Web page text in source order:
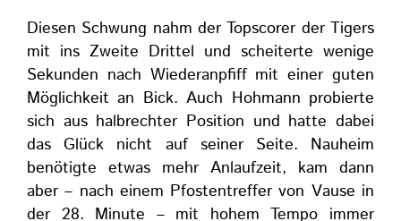
Diesen Schwung nahm der Topscorer der Tigers
mit ins Zweite Drittel und scheiterte wenige
Sekunden nach Wiederanpfiff mit einer guten
Möglichkeit an Bick. Auch Hohmann probierte
sich aus halbrechter Position und hatte dabei
das Glück nicht auf seiner Seite. Nauheim
benötigte etwas mehr Anlaufzeit, kam dann
aber – nach einem Pfostentreffer von Vause in
der 28. Minute – mit hohem Tempo immer